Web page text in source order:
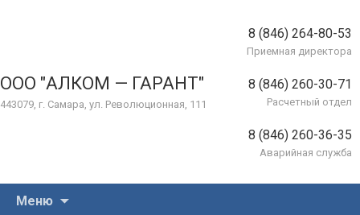
ООО "АЛКОМ — ГАРАНТ"
443079, г. Самара, ул. Революционная, 111
8 (846) 264-80-53
Приемная директора
8 (846) 260-30-71
Расчетный отдел
8 (846) 260-36-35
Аварийная служба
Меню